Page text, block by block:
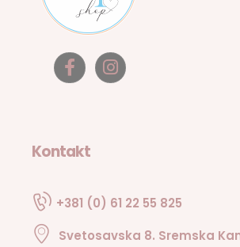
Kontakt
+381 (0) 61 22 55 825
Svetosavska 8. Sremska